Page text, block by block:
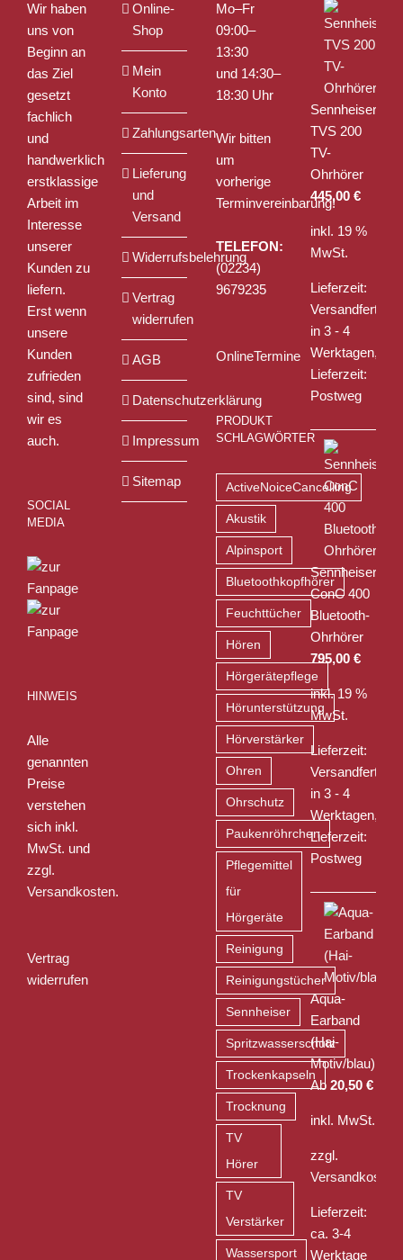
auf
Wir haben
uns von
Beginn an
das Ziel
gesetzt
fachlich
und
handwerklich
erstklassige
Arbeit im
Interesse
unserer
Kunden zu
liefern.
Erst wenn
unsere
Kunden
zufrieden
sind, sind
wir es
auch.
SOCIAL
MEDIA
HINWEIS
Alle
genannten
Preise
verstehen
sich inkl.
MwSt. und
zzgl.
Versandkosten.
Vertrag
widerrufen
Online-
Shop
Mein
Konto
Zahlungsarten
Lieferung
und
Versand
Widerrufsbelehrung
Vertrag
widerrufen
AGB
Datenschutzerklärung
Impressum
Sitemap
Mo–Fr
09:00–
13:30
und 14:30–
18:30 Uhr
Wir bitten
um
vorherige
Terminvereinbarung!
TELEFON:
(02234)
9679235
OnlineTermine
PRODUKT
SCHLAGWÖRTER
ActiveNoiceCancelling
Akustik
Alpinsport
Bluetoothkopfhörer
Feuchttücher
Hören
Hörgerätepflege
Hörunterstützung
Hörverstärker
Ohren
Ohrschutz
Paukenröhrchen
Pflegemittel
für
Hörgeräte
Reinigung
Reinigungstücher
Sennheiser
Spritzwasserschutz
Trockenkapseln
Trocknung
TV
Hörer
TV
Verstärker
Wassersport
Sennheiser
TVS 200
TV-
Ohrhörer
445,00 €
inkl. 19 %
MwSt.
Lieferzeit:
Versandfertig
in 3 - 4
Werktagen,
Lieferzeit:
Postweg
Sennheiser
ConC 400
Bluetooth-
Ohrhörer
795,00 €
inkl. 19 %
MwSt.
Lieferzeit:
Versandfertig
in 3 - 4
Werktagen,
Lieferzeit:
Postweg
Aqua-
Earband
(Hai-
Motiv/blau)
Ab 20,50 €
inkl. MwSt.
zzgl.
Versandkosten
Lieferzeit:
ca. 3-4
Werktage